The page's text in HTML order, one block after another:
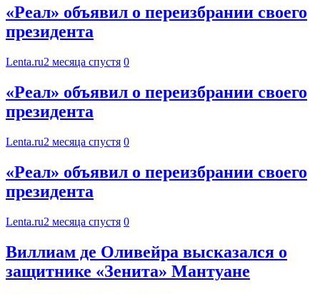
«Реал» объявил о переизбрании своего
президента
Lenta.ru2 месяца спустя 0
«Реал» объявил о переизбрании своего
президента
Lenta.ru2 месяца спустя 0
«Реал» объявил о переизбрании своего
президента
Lenta.ru2 месяца спустя 0
Виллиам де Оливейра высказался о
защитнике «Зенита» Мантуане